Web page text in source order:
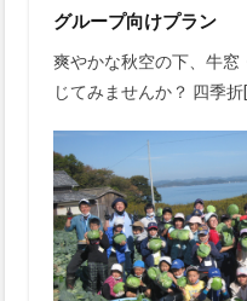
グループ向けプラン
爽やかな秋空の下、牛窓
じてみませんか？ 四季